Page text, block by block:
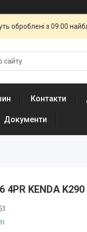
оброблені з 09:00
Контакти
Документи
4PR KENDA